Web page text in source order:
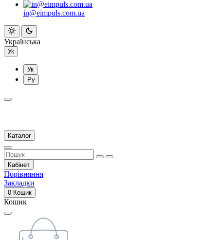
in@eimpuls.com.ua
Українська
Ук
Ук
Ру
Каталог
Кабінет
Порівняння
Закладки
0 Кошик
Кошик